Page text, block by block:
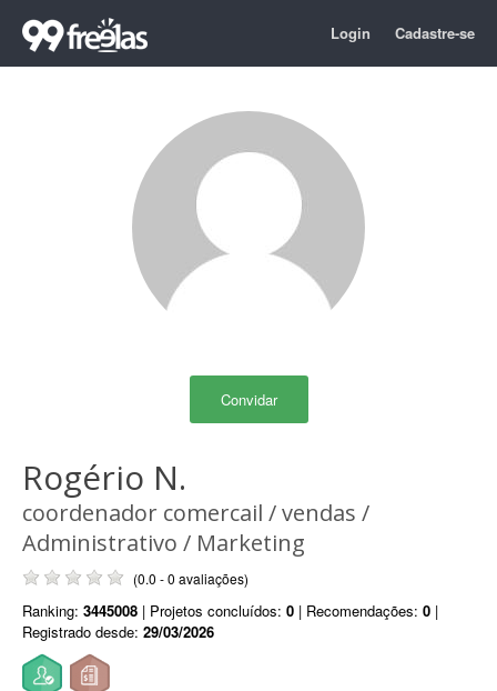
Login Cadastre-se
Convidar
Rogério N.
coordenador comercail / vendas /
Administrativo / Marketing
(0.0 - 0 avaliações)
Ranking: 3445008 | Projetos concluídos: 0 | Recomendações: 0 |
Registrado desde: 29/03/2026